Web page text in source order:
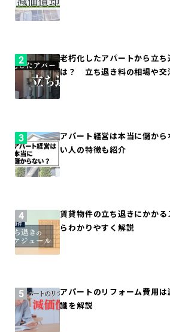
老朽化したアパートから立
は？ 立ち退き料の相場や交
アパート経営は本当に儲か
い人の特徴も紹介
賃貸物件の立ち退きにかか
らわかりやすく解説
アパートのリフォーム費用
識を解説